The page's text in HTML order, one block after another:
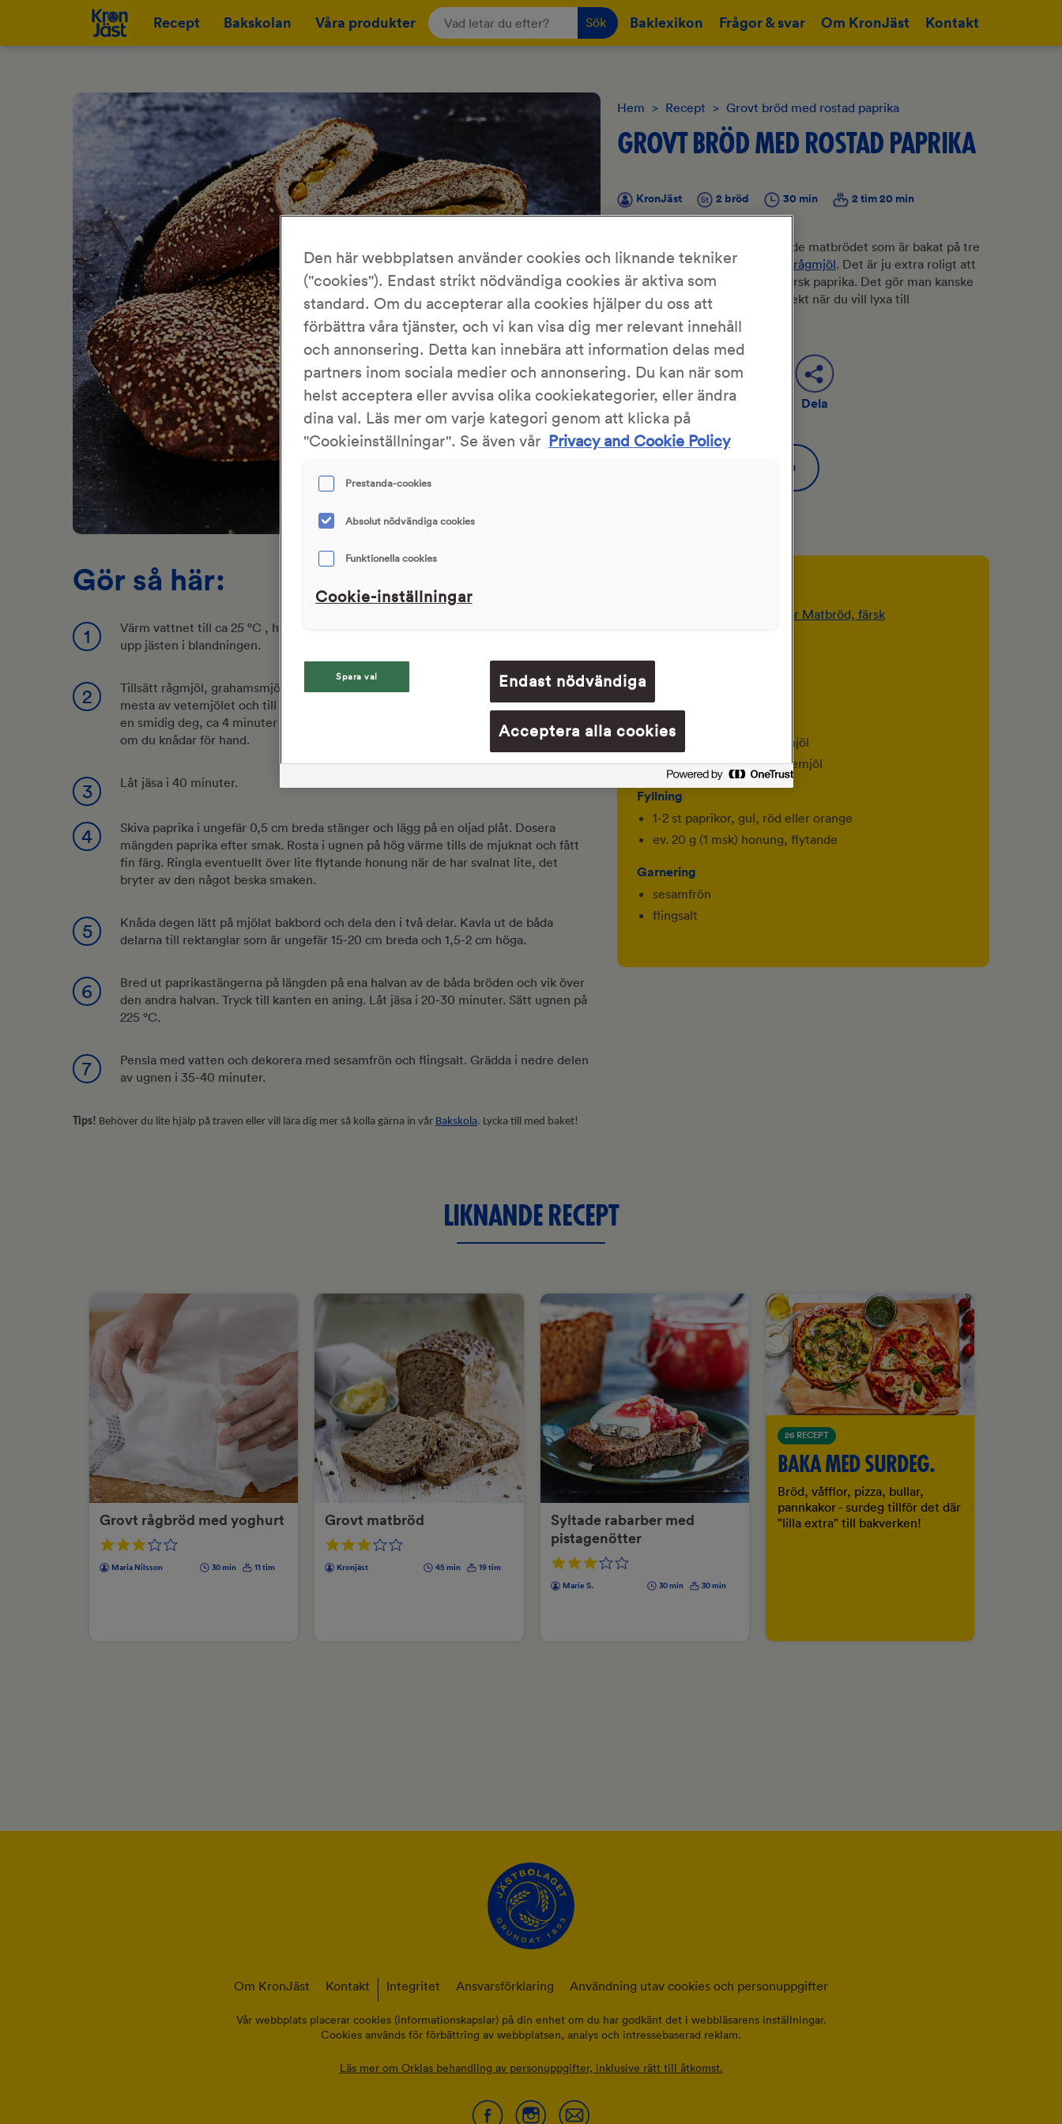
Recept Bakskolan Våra produkter Sök Baklexikon Frågor & svar Om KronJäst Kontakt
Hem > Recept > Grovt bröd med rostad paprika
GROVT BRÖD MED ROSTAD PAPRIKA
KronJäst 2 bröd 30 min 2 tim 20 min
Prova att baka det här spännande matbrödet som är bakat på tre
sorters mjöl, vete- graham och rågmjöl. Det är ju extra roligt att
baka med Crème fraiche och färsk paprika. Det gör man kanske
inte varje gång man bakar. Perfekt när du vill lyxa till
soppmiddagen lite extra!
Skriv ut Spara Dela
Gör så här:
1
Värm vattnet till ca 25 °C , häll över i en bunke och tillsätt crème fraiche. Lös sedan
upp jästen i blandningen.
2
Tillsätt rågmjöl, grahamsmjöl och smör klickvis under omrörning. Tillsätt även det
mesta av vetemjölet och till sist saltet under bearbetning och arbeta samman till
en smidig deg, ca 4 minuter långsamt och 3 minuter snabbt i maskin. Dubbla tiden
om du knådar för hand.
3 Låt jäsa i 40 minuter.
4
Skiva paprika i ungefär 0,5 cm breda stänger och lägg på en oljad plåt. Dosera
mängden paprika efter smak. Rosta i ugnen på hög värme tills de mjuknat och fått
fin färg. Ringla eventuellt över lite flytande honung när de har svalnat lite, det
bryter av den något beska smaken.
5
Knåda degen lätt på mjölat bakbord och dela den i två delar. Kavla ut de båda
delarna till rektanglar som är ungefär 15-20 cm breda och 1,5-2 cm höga.
6
Bred ut paprikastängerna på längden på ena halvan av de båda bröden och vik över
den andra halvan. Tryck till kanten en aning. Låt jäsa i 20-30 minuter. Sätt ugnen på
225 °C.
7
Pensla med vatten och dekorera med sesamfrön och flingsalt. Grädda i nedre delen
av ugnen i 35-40 minuter.
Tips! Behöver du lite hjälp på traven eller vill lära dig mer så kolla gärna in vår Bakskola. Lycka till med baket!
KronJäst för Matbröd, färsk
6-12 g (1-2 tsk) salt
180 g (ca 3 dl) rågmjöl
300 g (ca 5 dl) grahamsmjöl
180-300 g (ca 3-5 dl) vetemjöl
Fyllning
1-2 st paprikor, gul, röd eller orange
ev. 20 g (1 msk) honung, flytande
Garnering
sesamfrön
flingsalt
LIKNANDE RECEPT
Grovt rågbröd med yoghurt
Maria Nilsson 30 min 11 tim
Grovt matbröd
Kronjäst 45 min 19 tim
Syltade rabarber med
pistagenötter
Marie S. 30 min 30 min
26 RECEPT
BAKA MED SURDEG.
Bröd, våfflor, pizza, bullar,
pannkakor - surdeg tillför det där
"lilla extra" till bakverken!
Om KronJäst Kontakt Integritet Ansvarsförklaring Användning utav cookies och personuppgifter
Vår webbplats placerar cookies (informationskapslar) på din enhet om du har godkänt det i webbläsarens inställningar.
Cookies används för förbättring av webbplatsen, analys och intressebaserad reklam.
Läs mer om Orklas behandling av personuppgifter, inklusive rätt till åtkomst.
Den här webbplatsen använder cookies och liknande tekniker
("cookies"). Endast strikt nödvändiga cookies är aktiva som
standard. Om du accepterar alla cookies hjälper du oss att
förbättra våra tjänster, och vi kan visa dig mer relevant innehåll
och annonsering. Detta kan innebära att information delas med
partners inom sociala medier och annonsering. Du kan när som
helst acceptera eller avvisa olika cookiekategorier, eller ändra
dina val. Läs mer om varje kategori genom att klicka på
"Cookieinställningar". Se även vår Privacy and Cookie Policy
Prestanda-cookies
Absolut nödvändiga cookies
Funktionella cookies
Cookie-inställningar
Spara val Endast nödvändiga
Acceptera alla cookies